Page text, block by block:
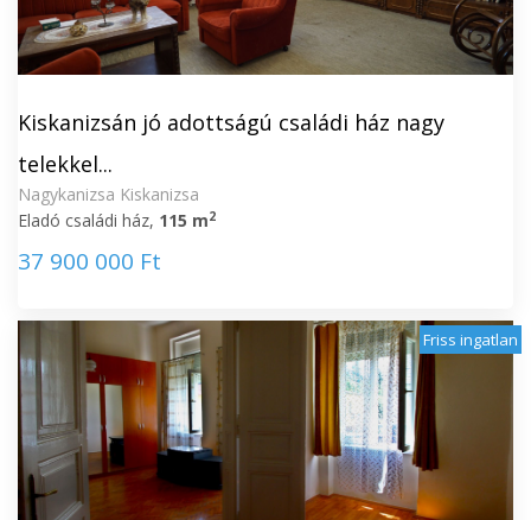
Kiskanizsán jó adottságú családi ház nagy
telekkel...
Nagykanizsa Kiskanizsa
Eladó családi ház, 115 m2
37 900 000 Ft
Friss ingatlan